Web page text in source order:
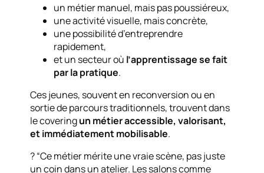
un métier manuel, mais pas poussiéreux,
une activité visuelle, mais concrète,
une possibilité d’entreprendre
rapidement,
et un secteur où l’apprentissage se fait
par la pratique.
Ces jeunes, souvent en reconversion ou en
sortie de parcours traditionnels, trouvent dans
le coveringun métier accessible, valorisant,
et immédiatement mobilisable.
? “Ce métier mérite une vraie scène, pas juste
un coin dans un atelier. Les salons comme